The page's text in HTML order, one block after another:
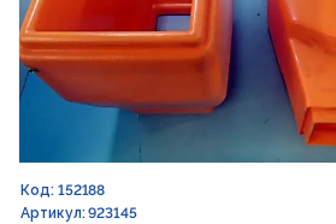
Код: 152188
Артикул: 923145